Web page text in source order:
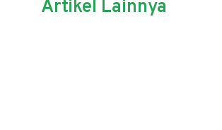
Artikel Lainnya